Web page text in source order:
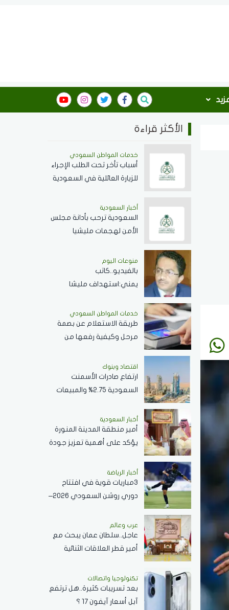
الأكثر قراءة
خدمات المواطن السعودي
أسباب تأخر تحت الطلب الإجراء
للزيارة العائلية في السعودية
أخبار السعودية
السعودية ترحب بأدانة مجلس
الأمن لهجمات مليشيا
حازم تجاه الممارسات المهددة
لأمن المنطقة
منوعات اليوم
بالفيديو..كاتب
يمني:استهداف مليشا
لجرها لحرب شاملة
خدمات المواطن السعودي
طريقة الاستعلام عن بصمة
مرحل وكيفية رفعها من
التفاصيل
اقتصاد وبنوك
ارتفاع صادرات الأسمنت
السعودية 2.75% والمبيعات
أخبار السعودية
أمير منطقة المدينة المنورة
يؤكد على أهمية تعزيز جودة
النبوي ..فيديو
أخبار الرياضة
3مباريات قوية في افتتاح
دوري روشن السعودي 2026–
عرب وعالم
عاجل..سلطان عمان يبحث مع
أمير قطر العلاقات الثنائية
مختلف القطاعات..صور
تكنولوجيا واتصالات
بعد تسريبات كثيرة..هل ترتفع
آبل أسعار آيفون 17 ؟